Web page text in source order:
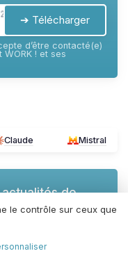
➔ Télécharger
d’être contacté(e)
! et ses
Claude Mistral
de
!
➔ Je m'inscris
le contrôle sur ceux que